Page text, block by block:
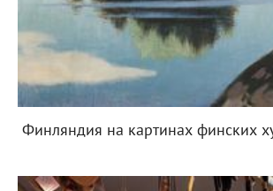
Финляндия на картинах финских